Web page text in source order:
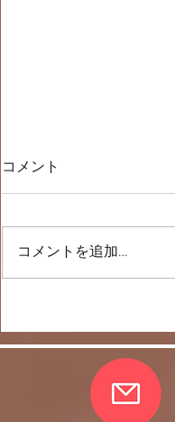
コメント
コメントを追加…